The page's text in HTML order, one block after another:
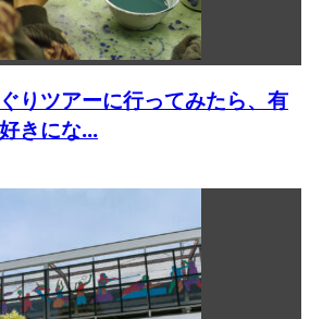
りツアーに行ってみたら、有
きにな...